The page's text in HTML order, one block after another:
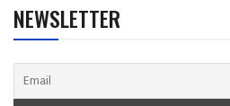
NEWSLETTER